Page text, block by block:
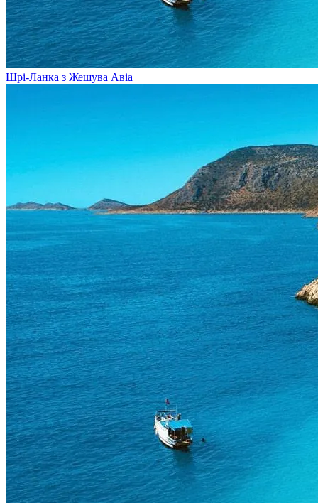
Шрі-Ланка з Жешува Авіа